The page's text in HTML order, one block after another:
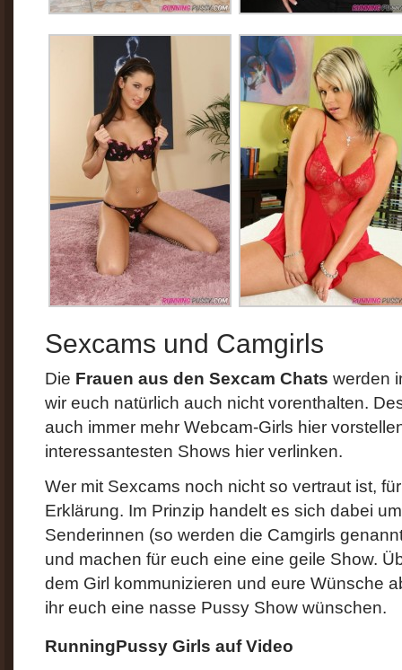
Sexcams und Camgirls
Die Frauen aus den Sexcam Chats werden
wir euch natürlich auch nicht vorenthalten.
auch immer mehr Webcam-Girls hier
interessantesten Shows hier verlinken.
Wer mit Sexcams noch nicht so vertraut ist,
Erklärung. Im Prinzip handelt es sich dabei
Senderinnen (so werden die Camgirls
und machen für euch eine eine geile Show.
dem Girl kommunizieren und eure Wünsche
ihr euch eine nasse Pussy Show wünschen.
RunningPussy Girls auf Video